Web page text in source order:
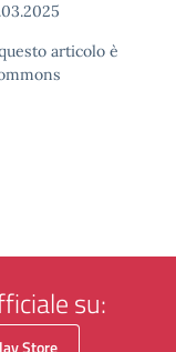
articolo è
su:
Store